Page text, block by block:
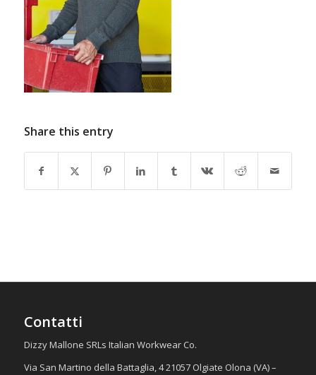
Share this entry
Contatti
Dizzy Mallone SRLs Italian Workwear Co.
Via San Martino della Battaglia, 4 21057 Olgiate Olona (VA) –